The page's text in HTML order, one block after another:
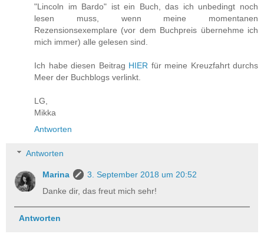
"Lincoln im Bardo" ist ein Buch, das ich unbedingt noch
lesen muss, wenn meine momentanen
Rezensionsexemplare (vor dem Buchpreis übernehme ich
mich immer) alle gelesen sind.
Ich habe diesen Beitrag HIER für meine Kreuzfahrt durchs
Meer der Buchblogs verlinkt.
LG,
Mikka
Antworten
Antworten
Marina
3. September 2018 um 20:52
Danke dir, das freut mich sehr!
Antworten